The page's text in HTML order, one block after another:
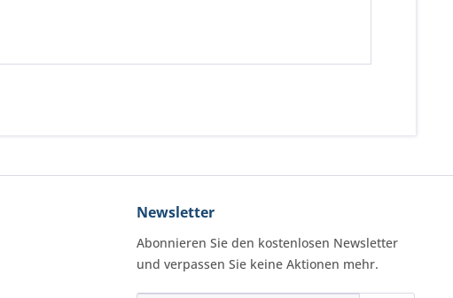
Newsletter
Abonnieren Sie den kostenlosen Newsletter
und verpassen Sie keine Aktionen mehr.